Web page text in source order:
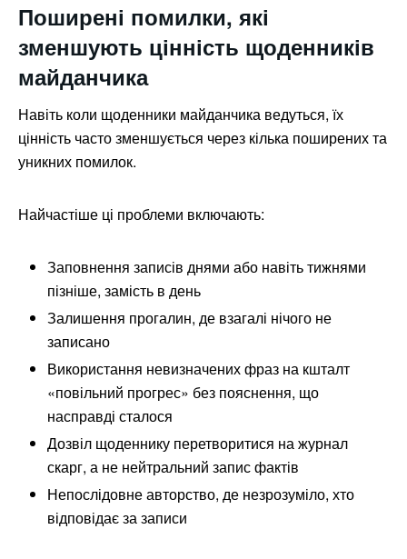
Поширені помилки, які
зменшують цінність щоденників
майданчика
Навіть коли щоденники майданчика ведуться, їх
цінність часто зменшується через кілька поширених та
уникних помилок.
Найчастіше ці проблеми включають:
Заповнення записів днями або навіть тижнями
пізніше, замість в день
Залишення прогалин, де взагалі нічого не
записано
Використання невизначених фраз на кшталт
«повільний прогрес» без пояснення, що
насправді сталося
Дозвіл щоденнику перетворитися на журнал
скарг, а не нейтральний запис фактів
Непослідовне авторство, де незрозуміло, хто
відповідає за записи